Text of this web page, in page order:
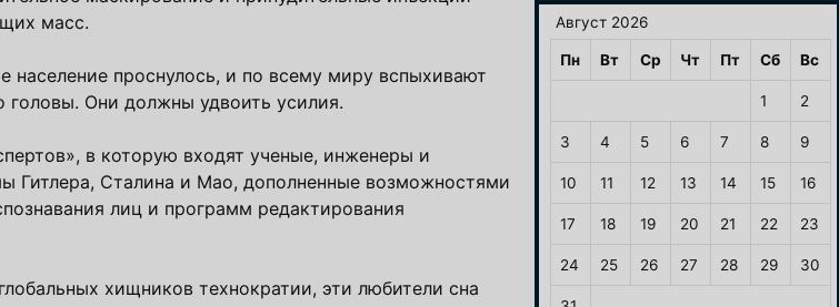
масс.
население проснулось, и по всему миру вспыхивают
головы. Они должны удвоить усилия.
в которую входят ученые, инженеры и
Гитлера, Сталина и Мао, дополненные возможностями
лиц и программ редактирования
хищников технократии, эти любители сна
Август 2026
Пн Вт Ср Чт Пт Сб Вс
1 2
3 4 5 6 7 8 9
10 11 12 13 14 15 16
17 18 19 20 21 22 23
24 25 26 27 28 29 30